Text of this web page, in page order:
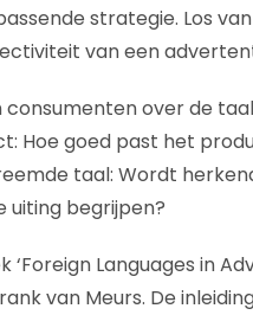
strategie. Los
van een
over de
Hoe goed past het
taal: Wordt
uiting begrijpen?
Languages in
van Meurs. De